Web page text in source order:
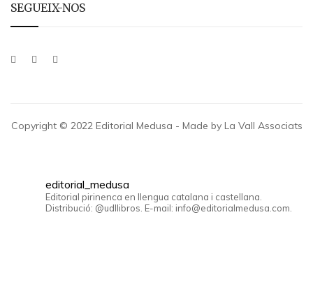
SEGUEIX-NOS
Copyright © 2022 Editorial Medusa - Made by La Vall Associats
editorial_medusa
Editorial pirinenca en llengua catalana i castellana.
Distribució: @udllibros. E-mail: info@editorialmedusa.com.